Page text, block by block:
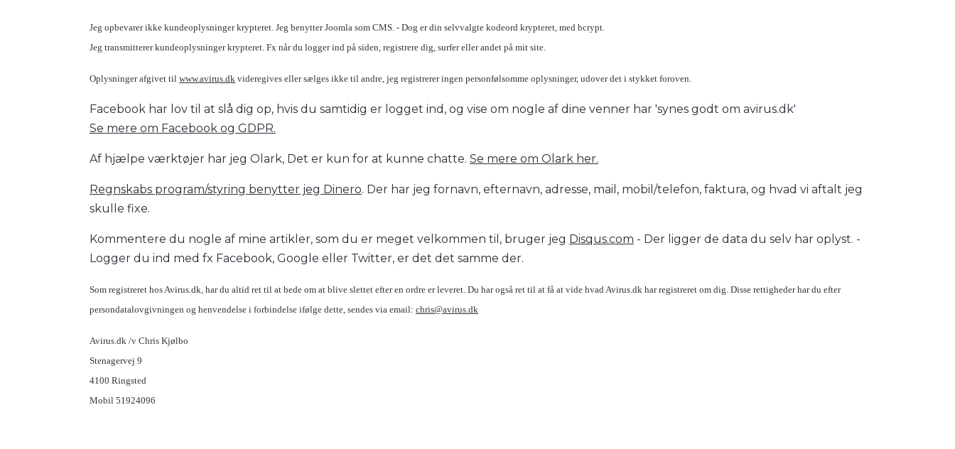
Jeg opbevarer ikke kundeoplysninger krypteret. Jeg benytter Joomla som CMS. - Dog er din selvvalgte kodeord krypteret, med bcrypt.
Jeg transmitterer kundeoplysninger krypteret. Fx når du logger ind på siden, registrere dig, surfer eller andet på mit site.
Oplysninger afgivet til www.avirus.dk videregives eller sælges ikke til andre, jeg registrerer ingen personfølsomme oplysninger, udover det i stykket foroven.
Facebook har lov til at slå dig op, hvis du samtidig er logget ind, og vise om nogle af dine venner har 'synes godt om avirus.dk'
Se mere om Facebook og GDPR.
Af hjælpe værktøjer har jeg Olark, Det er kun for at kunne chatte. Se mere om Olark her.
Regnskabs program/styring benytter jeg Dinero. Der har jeg fornavn, efternavn, adresse, mail, mobil/telefon, faktura, og hvad vi aftalt jeg
skulle fixe.
Kommentere du nogle af mine artikler, som du er meget velkommen til, bruger jeg Disqus.com - Der ligger de data du selv har oplyst. -
Logger du ind med fx Facebook, Google eller Twitter, er det det samme der.
Som registreret hos Avirus.dk, har du altid ret til at bede om at blive slettet efter en ordre er leveret. Du har også ret til at få at vide hvad Avirus.dk har registreret om dig. Disse rettigheder har du efter
persondatalovgivningen og henvendelse i forbindelse ifølge dette, sendes via email: chris@avirus.dk
Avirus.dk /v Chris Kjølbo
Stenagervej 9
4100 Ringsted
Mobil 51924096